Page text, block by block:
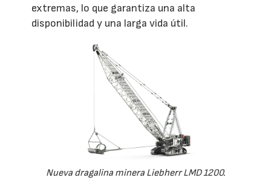
extremas, lo que garantiza una alta
disponibilidad y una larga vida útil.
Nueva dragalina minera Liebherr LMD 1200.